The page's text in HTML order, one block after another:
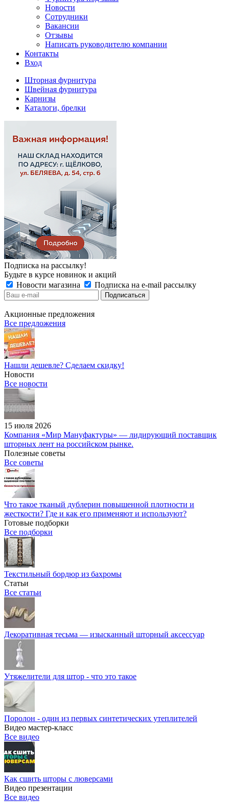
Новости
Сотрудники
Вакансии
Отзывы
Написать руководителю компании
Контакты
Вход
Шторная фурнитура
Швейная фурнитура
Карнизы
Каталоги, брелки
Подписка на рассылку!
Будьте в курсе новинок и акций
Новости магазина
Подписка на e-mail рассылку
Акционные предложения
Все предложения
Нашли дешевле? Сделаем скидку!
Новости
Все новости
15 июля 2026
Компания «Мир Мануфактуры» — лидирующий поставщик
шторных лент на российском рынке.
Полезные советы
Все советы
Что такое тканый дублерин повышенной плотности и
жесткости? Где и как его применяют и используют?
Готовые подборки
Все подборки
Текстильный бордюр из бахромы
Статьи
Все статьи
Декоративная тесьма — изысканный шторный аксессуар
Утяжелители для штор - что это такое
Поролон - один из первых синтетических утеплителей
Видео мастер-класс
Все видео
Как сшить шторы с люверсами
Видео презентации
Все видео